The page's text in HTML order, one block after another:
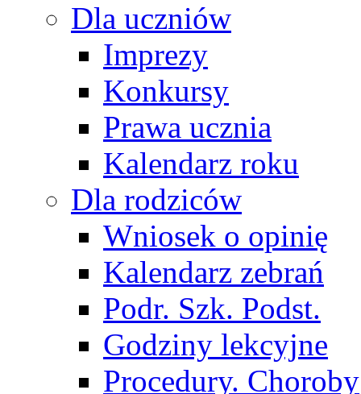
Dla uczniów
Imprezy
Konkursy
Prawa ucznia
Kalendarz roku
Dla rodziców
Wniosek o opinię
Kalendarz zebrań
Podr. Szk. Podst.
Godziny lekcyjne
Procedury. Choroby